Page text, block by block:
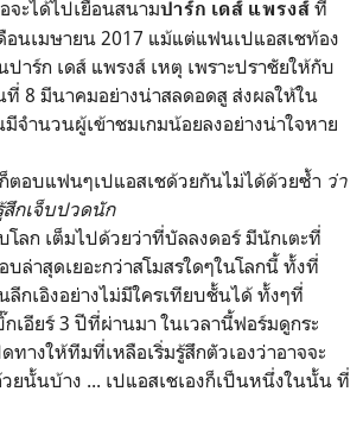
จะได้ไปเยือนสนามปาร์ก เดส์ แพรงส์ ที่
อนเมษายน 2017 แม้แต่แฟนเปแอสเชท้อง
าร์ก เดส์ แพรงส์ เหตุ เพราะปราชัยให้กับ
8 มีนาคมอย่างน่าสลดอดสู ส่งผลให้ใน
จำนวนผู้เข้าชมเกมน้อยลงอย่างน่าใจหาย
ตอบแฟนๆเปแอสเชด้วยกันไม่ได้ด้วยซ้ำ ว่า
กเจ็บปวดนัก
ลก เต็มไปด้วยว่าที่บัลลงดอร์ มีนักเตะที่
ล่าสุดเยอะกว่าสโมสรใดๆในโลกนี้ ทั้งที่
กเอิงอย่างไม่มีใครเทียบชั้นได้ ทั้งๆที่
อียร์ 3 ปีที่ผ่านมา ในเวลานี้ฟอร์มดูกระ
างให้ทีมที่เหลือเริ่มรู้สึกตัวเองว่าอาจจะ
ยนั้นบ้าง ... เปแอสเชเองก็เป็นหนึ่งในนั้น ที่